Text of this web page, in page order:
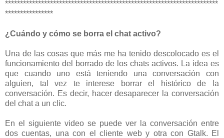
***********************************************************************
****************
¿Cuándo y cómo se borra el chat activo?
Una de las cosas que más me ha tenido descolocado es el
funcionamiento del borrado de los chats activos. La idea es
que cuando uno está teniendo una conversación con
alguien, tal vez te interese borrar el histórico de la
conversación. Es decir, hacer desaparecer la conversación
del chat a un clic.
En el siguiente video se puede ver la conversación entre
dos cuentas, una con el cliente web y otra con Gtalk. El